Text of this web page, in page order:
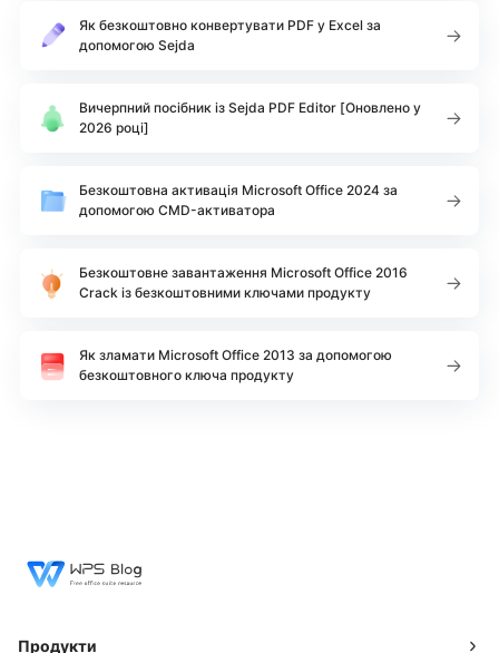
Як безкоштовно конвертувати PDF у Excel за
допомогою Sejda
Вичерпний посібник із Sejda PDF Editor [Оновлено у
2026 році]
Безкоштовна активація Microsoft Office 2024 за
допомогою CMD-активатора
Безкоштовне завантаження Microsoft Office 2016
Crack із безкоштовними ключами продукту
Як зламати Microsoft Office 2013 за допомогою
безкоштовного ключа продукту
Продукти